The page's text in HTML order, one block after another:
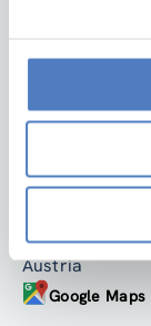
Zentrum für
1150 Wien
Austria
Google Maps